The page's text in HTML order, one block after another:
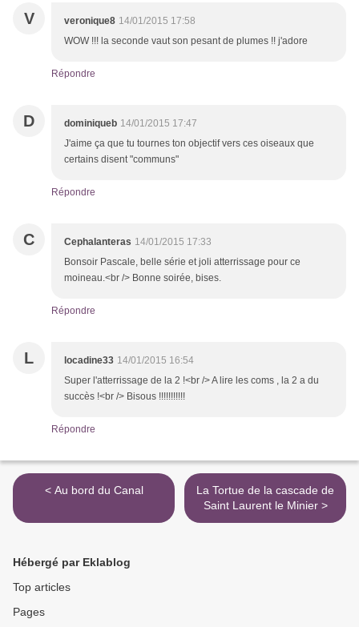
V veronique8 14/01/2015 17:58
WOW !!! la seconde vaut son pesant de plumes !! j'adore
Répondre
D dominiqueb 14/01/2015 17:47
J'aime ça que tu tournes ton objectif vers ces oiseaux que
certains disent "communs"
Répondre
C Cephalanteras 14/01/2015 17:33
Bonsoir Pascale, belle série et joli atterrissage pour ce
moineau.<br /> Bonne soirée, bises.
Répondre
L locadine33 14/01/2015 16:54
Super l'atterrissage de la 2 !<br /> A lire les coms , la 2 a du
succès !<br /> Bisous !!!!!!!!!!!
Répondre
< Au bord du Canal
La Tortue de la cascade de
Saint Laurent le Minier >
Hébergé par Eklablog
Top articles
Pages